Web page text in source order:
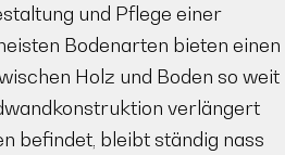
und Pflege einer
Bodenarten bieten einen
Holz und Boden so weit
verlängert
befindet, bleibt ständig nass